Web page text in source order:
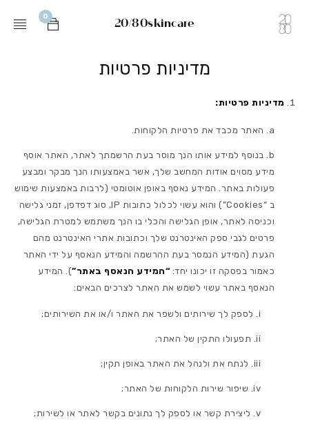
0 20/80skincare
מדיניות פרטיות
מדיניות פרטיות:
האתר מכבד את פרטיות הלקוחות.
בנוסף למידע אותו הנך מוסר בעת הרשמתך לאתר, האתר אוסף
מידע מסוים אודות המחשב שלך, אשר באמצעותו הנך מבקר ומבצע
פעולות באתר. המידע נאסף באופן אוטומטי (לרבות באמצעות שימוש
ב “Cookies”) והוא עשוי לכלול כתובות IP, סוג דפדפן, זמני גלישה
וכניסה לאתר, אופן הגלישה והכלי בו הנך משתמש למטרת הגלישה,
פרטים לגבי ספק האינטרנט שלך וכתובות אתרי האינטרנט מהם
הגעת (המידע הנמסר בעת ההרשמה והמידע הנאסף על ידי האתר
כאמור בפסקה זו יכונו יחד: “המידע הנאסף באתר”). המידע
הנאסף באתר עשוי לשמש את האתר לצרכים הבאים:
לספק לך שירותים ולשפר את האתר ו/או את השירותים;
תפעולו התקין של האתר;
לנתח את ולנהל את האתר באופן תקין;
שיפור שירות הלקוחות של האתר;
ליצירת קשר או לספק לך נתונים בקשר לאתר או לשירות;